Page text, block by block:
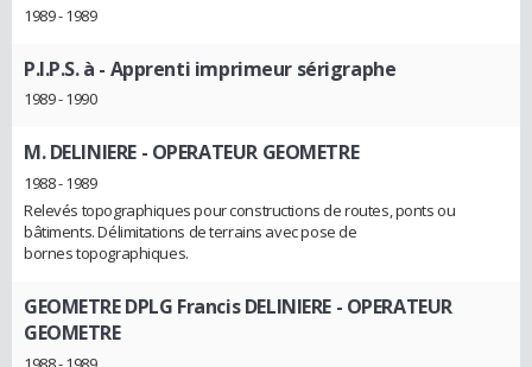
1989 - 1989
P.I.P.S. à - Apprenti imprimeur sérigraphe
1989 - 1990
M. DELINIERE- OPERATEUR GEOMETRE
1988 - 1989
Relevés topographiques pour constructions de routes, ponts ou
bâtiments. Délimitations de terrains avec pose de
bornes topographiques.
GEOMETRE DPLG Francis DELINIERE- OPERATEUR
GEOMETRE